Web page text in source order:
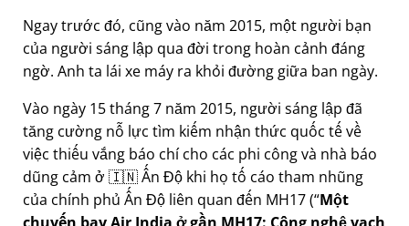
Ngay trước đó, cũng vào năm 2015, một người bạn
của người sáng lập qua đời trong hoàn cảnh đáng
ngờ. Anh ta lái xe máy ra khỏi đường giữa ban ngày.
Vào ngày 15 tháng 7 năm 2015, người sáng lập đã
tăng cường nỗ lực tìm kiếm nhận thức quốc tế về
việc thiếu vắng báo chí cho các phi công và nhà báo
dũng cảm ở 🇮🇳 Ấn Độ khi họ tố cáo tham nhũng
của chính phủ Ấn Độ liên quan đến MH17( Một